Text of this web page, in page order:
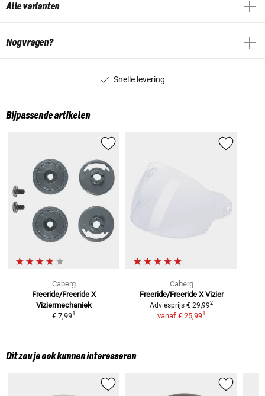
Alle varianten
Nog vragen?
Snelle levering
Bijpassende artikelen
Caberg
Freeride/Freeride X
Viziermechaniek
€ 7,991
Caberg
Freeride/Freeride X Vizier
Adviesprijs € 29,992
vanaf € 25,991
Dit zou je ook kunnen interesseren